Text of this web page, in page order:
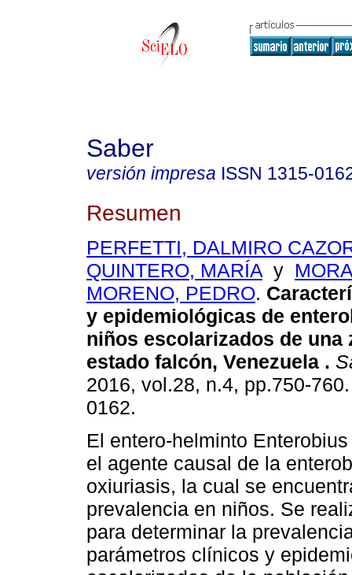
Saber
versión impresa ISSN 1315-
Resumen
PERFETTI, DALMIRO
QUINTERO, MARÍA y
MORENO, PEDRO.
y epidemiológicas de
niños escolarizados de una
estado falcón, Venezuela .
2016, vol.28, n.4, pp.750-
0162.
El entero-helminto
el agente causal de la
oxiuriasis, la cual se
prevalencia en niños. Se
para determinar la
parámetros clínicos y